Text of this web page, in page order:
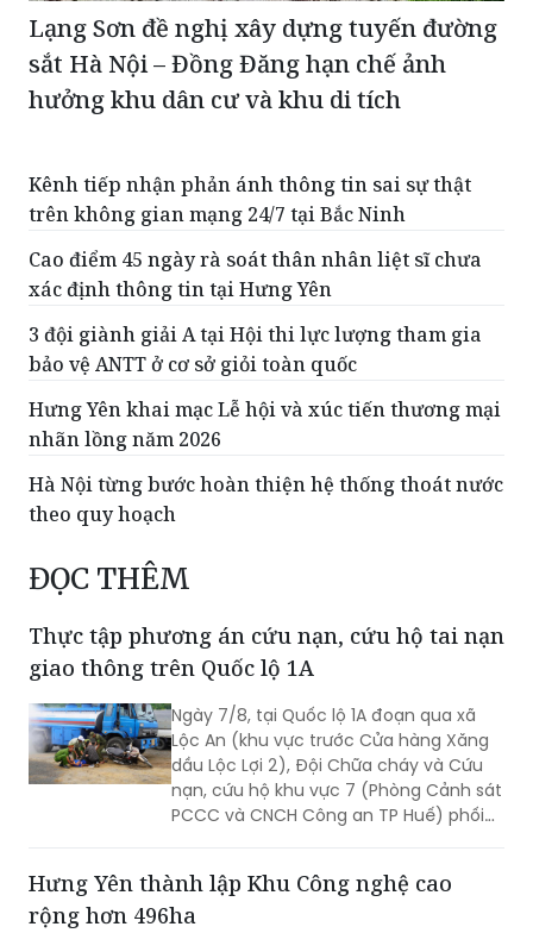
Lạng Sơn đề nghị xây dựng tuyến đường
sắt Hà Nội – Đồng Đăng hạn chế ảnh
hưởng khu dân cư và khu di tích
Kênh tiếp nhận phản ánh thông tin sai sự thật
trên không gian mạng 24/7 tại Bắc Ninh
Cao điểm 45 ngày rà soát thân nhân liệt sĩ chưa
xác định thông tin tại Hưng Yên
3 đội giành giải A tại Hội thi lực lượng tham gia
bảo vệ ANTT ở cơ sở giỏi toàn quốc
Hưng Yên khai mạc Lễ hội và xúc tiến thương mại
nhãn lồng năm 2026
Hà Nội từng bước hoàn thiện hệ thống thoát nước
theo quy hoạch
ĐỌC THÊM
Thực tập phương án cứu nạn, cứu hộ tai nạn
giao thông trên Quốc lộ 1A
Ngày 7/8, tại Quốc lộ 1A đoạn qua xã
Lộc An (khu vực trước Cửa hàng Xăng
dầu Lộc Lợi 2), Đội Chữa cháy và Cứu
nạn, cứu hộ khu vực 7 (Phòng Cảnh sát
PCCC và CNCH Công an TP Huế) phối
huống tai nạn giao thông đường bộ có
huy động nhiều lực lượng, phương tiện
Hưng Yên thành lập Khu Công nghệ cao
rộng hơn 496ha